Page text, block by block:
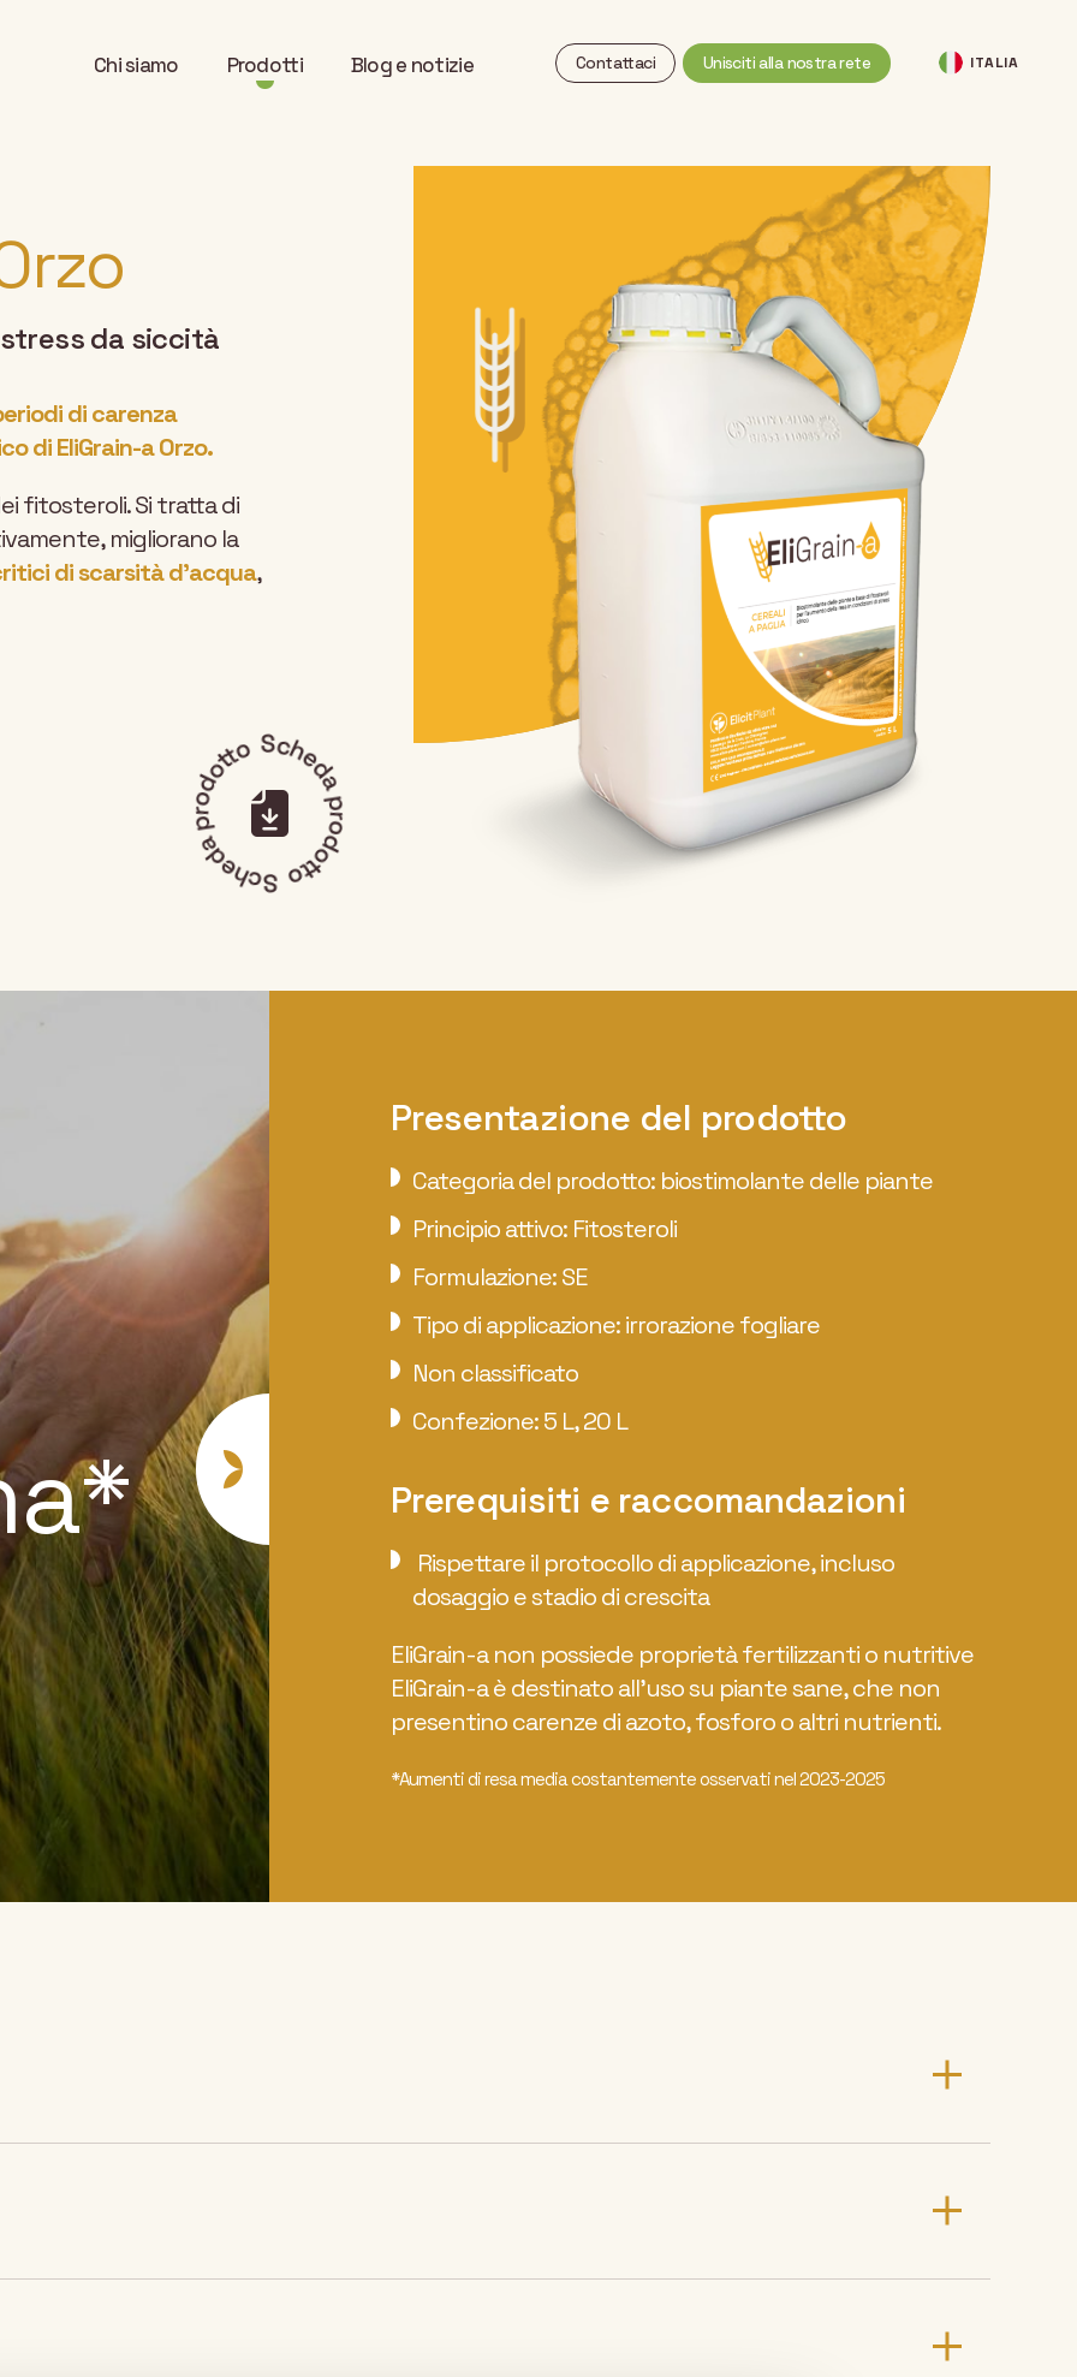
Chi siamo Prodotti Blog e notizie Contattaci Unisciti alla nostra rete ITALIA
da siccità
di carenza
di EliGrain-a Orzo.
fitosteroli. Si tratta di
migliorano la
di scarsità d’acqua,
Scheda prodotto
Scheda prodotto
Fertilità
della spiga
+10%*
Presentazione del prodotto
Categoria del prodotto: biostimolante delle piante
Principio attivo: Fitosteroli
Formulazione: SE
Tipo di applicazione: irrorazione fogliare
Non classificato
Confezione: 5 L, 20 L
Prerequisiti e raccomandazioni
Rispettare il protocollo di applicazione, incluso
dosaggio e stadio di crescita
EliGrain-a non possiede proprietà fertilizzanti o nutritive
EliGrain-a è destinato all’uso su piante sane, che non
presentino carenze di azoto, fosforo o altri nutrienti.
*Aumenti di resa media costantemente osservati nel 2023-2025